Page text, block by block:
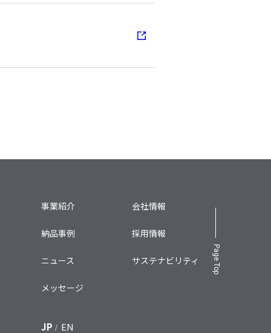
Page Top
事業紹介
納品事例
ニュース
メッセージ
会社情報
採用情報
サステナビリティ
JP EN